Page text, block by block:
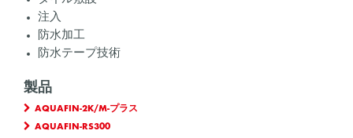
注入
防水加工
防水テープ技術
製品
AQUAFIN-2K/M-プラス
AQUAFIN-RS300